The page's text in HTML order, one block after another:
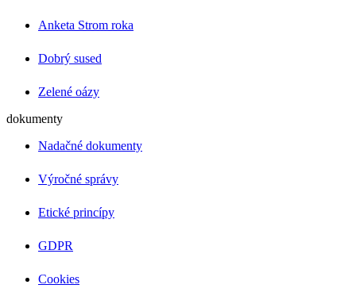
Anketa Strom roka
Dobrý sused
Zelené oázy
dokumenty
Nadačné dokumenty
Výročné správy
Etické princípy
GDPR
Cookies